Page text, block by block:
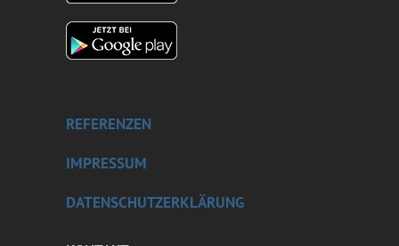
REFERENZEN
IMPRESSUM
DATENSCHUTZERKLÄRUNG